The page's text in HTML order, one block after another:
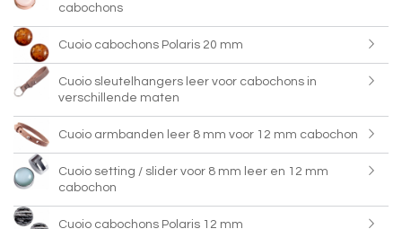
cabochons
Cuoio cabochons Polaris 20 mm
Cuoio sleutelhangers leer voor cabochons in
verschillende maten
Cuoio armbanden leer 8 mm voor 12 mm cabochon
Cuoio setting / slider voor 8 mm leer en 12 mm
cabochon
Cuoio cabochons Polaris 12 mm